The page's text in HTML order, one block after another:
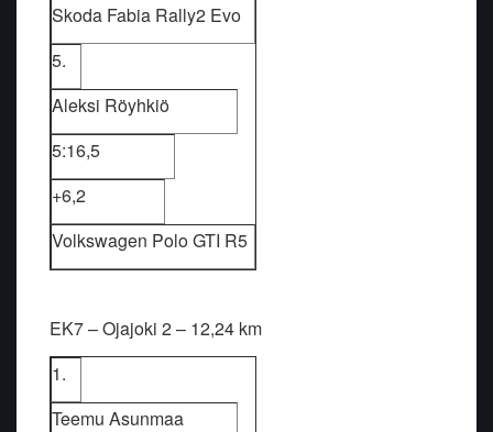
Skoda Fabia Rally2 Evo
5.
Aleksi Röyhkiö
5:16,5
+6,2
Volkswagen Polo GTI R5
EK7 – Ojajoki 2 – 12,24 km
1.
Teemu Asunmaa